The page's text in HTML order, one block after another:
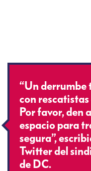
“Un derrumbe
con
Por favor, den
espacio para
segura”,
Twitter del
de DC.